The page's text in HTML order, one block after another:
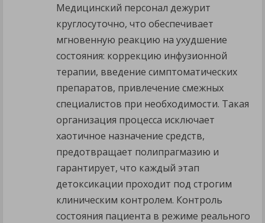
Медицинский персонал дежурит
круглосуточно, что обеспечивает
мгновенную реакцию на ухудшение
состояния: коррекцию инфузионной
терапии, введение симптоматических
препаратов, привлечение смежных
специалистов при необходимости. Такая
организация процесса исключает
хаотичное назначение средств,
предотвращает полипрагмазию и
гарантирует, что каждый этап
детоксикации проходит под строгим
клиническим контролем. Контроль
состояния пациента в режиме реального